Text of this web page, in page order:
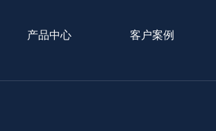
产品中心 客户案例